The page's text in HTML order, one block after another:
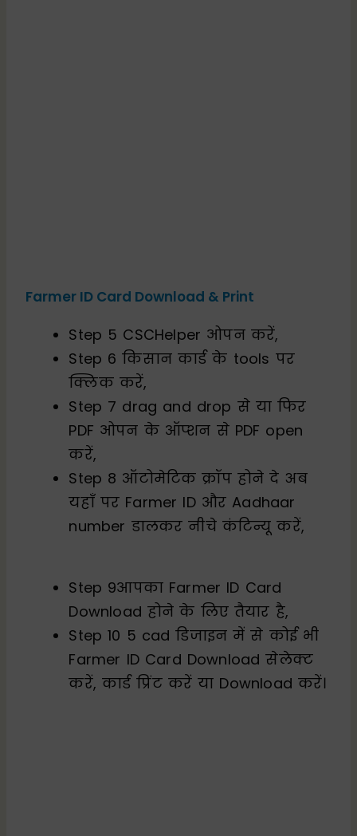
Farmer ID Card Download & Print
Step 5 CSCHelper ओपन करें,
Step 6 किसान कार्ड के tools पर
क्लिक करें,
Step 7 drag and drop से या फिर
PDF ओपन के ऑप्शन से PDF open
करें,
Step 8 ऑटोमेटिक क्रॉप होने दे अब
यहाँ पर Farmer ID और Aadhaar
number डालकर नीचे कंटिन्यू करें,
Step 9आपका Farmer ID Card
Download होने के लिए तैयार है,
Step 10 5 cad डिजाइन में से कोई भी
Farmer ID Card Download सेलेक्ट
करें, कार्ड प्रिंट करें या Download करें।